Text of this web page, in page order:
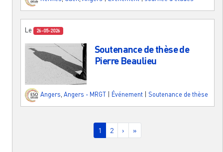
Le 26-05-2026
Soutenance de thèse de
Pierre Beaulieu
Angers Angers - MRGT Événement Soutenance de thèse
Page courante
1 Page
2 Page suivante
› Dernière page
»